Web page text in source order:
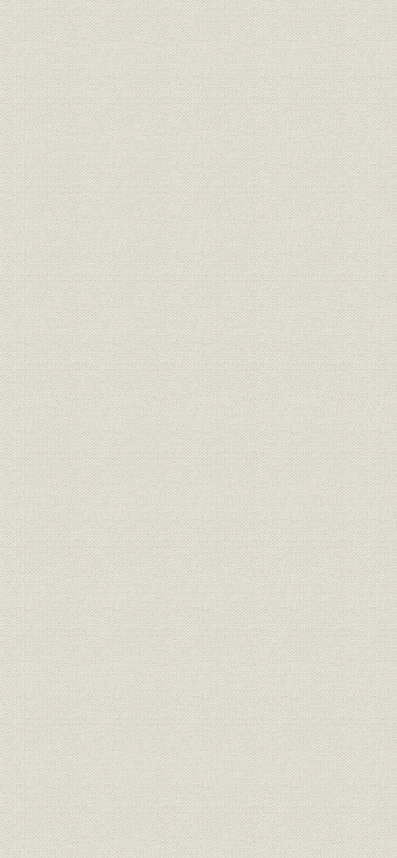
2. 積極方針への転換
第3節 搬送機器の開発と無線部門への進出
1. 自動交換機市場の競争と協調
2. 搬送機器の自主開発
3. 大出力放送機の開発と真空管製造の本格化
4. 自主技術開発の拡大と新製品開発
第4節 工場新設と関係会社の増加
1. 既存工場の拡張と玉川向工場の新設
2. 関係会社の拡大
第5節 業績の回復
1. 資金運用と資金調達
2. 業績の推移
第4章 戦時体制と日本電気(1937~1945年)
第1節 戦時「計画経済化」と通信機械工業
1. 「高度国防国家」建設から戦時経済へ
2. 「国家統制」の導入
3. 戦局に規定された通信「計画経済化」
4. 国民経済の崩壊
第2節 国家統制への対応と住友通信工業への改称
1. ISE社との関係調整
2. トップマネジメントの変遷と住友通信工業への改称
3. 軍部による「統制」下のトップマネジメントと管理機構
第3節 軍需生産への転換と生産現場の混乱